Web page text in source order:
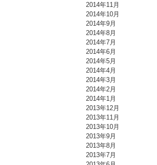
2014年11月
2014年10月
2014年9月
2014年8月
2014年7月
2014年6月
2014年5月
2014年4月
2014年3月
2014年2月
2014年1月
2013年12月
2013年11月
2013年10月
2013年9月
2013年8月
2013年7月